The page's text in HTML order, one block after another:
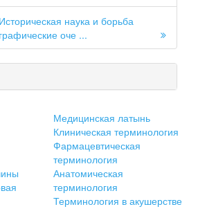
наука и борьба
оче ...
Медицинская латынь
Клиническая терминология
Фармацевтическая
терминология
Анатомическая
терминология
Терминология в акушерстве